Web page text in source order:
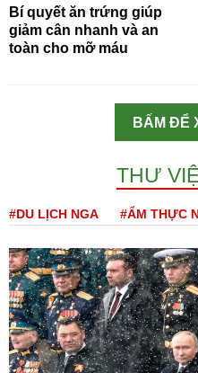
Bí quyết ăn trứng giúp
giảm cân nhanh và an
toàn cho mỡ máu
BẤM ĐỂ
THƯ
#DU LỊCH NGA #ẨM THỰC